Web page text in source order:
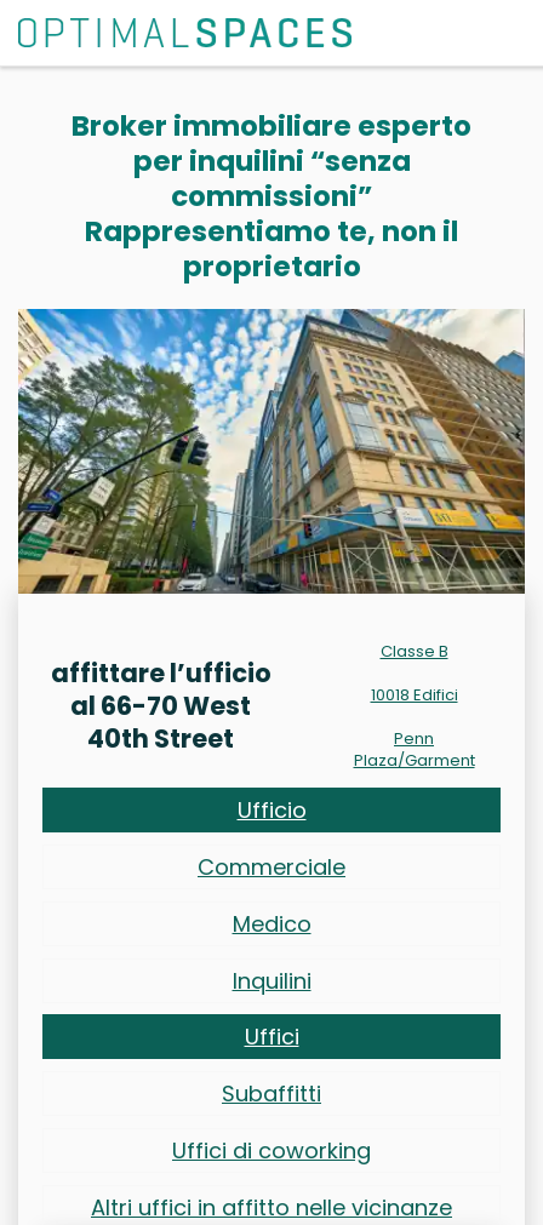
Broker immobiliare esperto
per inquilini “senza
commissioni”
Rappresentiamo te, non il
proprietario
affittare l’ufficio
al 66-70 West
40th Street
Classe B
10018 Edifici
Penn
Plaza/Garment
Ufficio
Commerciale
Medico
Inquilini
Uffici
Subaffitti
Uffici di coworking
Altri uffici in affitto nelle vicinanze